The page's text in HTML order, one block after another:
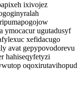
ixivojez
ymocacur ugutadusyf
xefidacugo
avat gepypovodorevu
hahiseqyfetyzi
oqoxirutavihopud